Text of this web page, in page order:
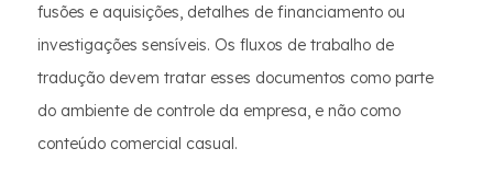
fusões e aquisições, detalhes de financiamento ou
investigações sensíveis. Os fluxos de trabalho de
tradução devem tratar esses documentos como parte
do ambiente de controle da empresa, e não como
conteúdo comercial casual.